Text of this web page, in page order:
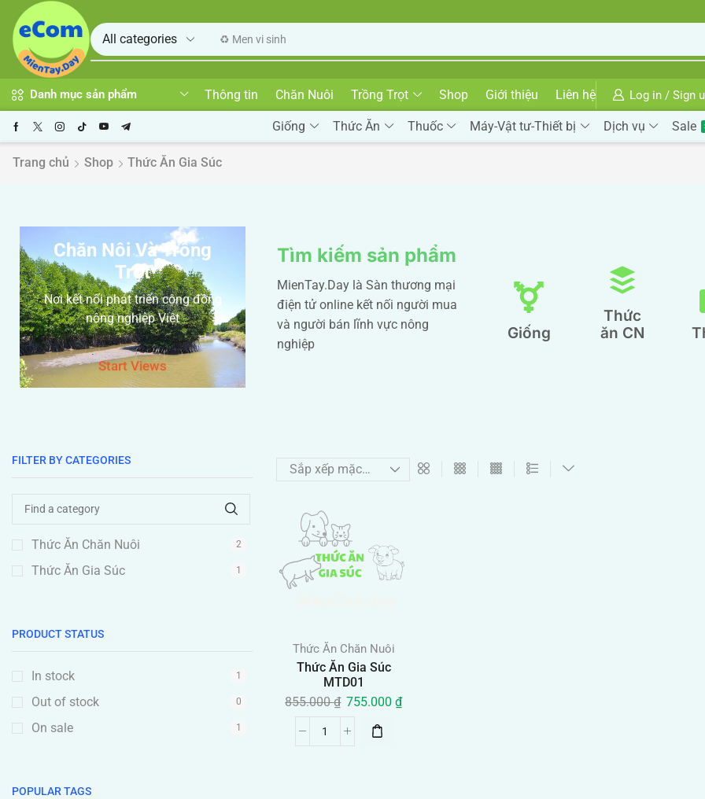
♻️ Men vi sinh
Danh mục sản phẩm Thông tin Chăn Nuôi Trồng Trọt Shop Giới thiệu Liên hệ Log in / Sign
Giống Thức Ăn Thuốc Máy-Vật tư-Thiết bị Dịch vụ Sale
Trang chủ Shop Thức Ăn Gia Súc
Chăn Nôi Và Trồng
Trọt
Nơi kết nối phát triển cộng đồng
nông nghiệp Việt
Start Views
Tìm kiếm sản phẩm
MienTay.Day là Sàn thương mại
điện tử online kết nối người mua
và người bán lĩnh vực nông
nghiệp
Giống
Thức
ăn CN
FILTER BY CATEGORIES
Thức Ăn Chăn Nuôi 2
Thức Ăn Gia Súc 1
PRODUCT STATUS
In stock 1
Out of stock 0
On sale 1
POPULAR TAGS
Thức Ăn Chăn Nuôi
Thức Ăn Gia Súc
MTD01
855.000₫ 755.000₫